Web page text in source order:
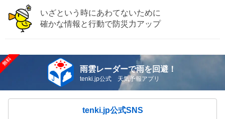
いざという時にあわてないために
確かな情報と行動で防災力アップ
雨雲レーダーで雨を回避！
tenki.jp公式 天気予報アプリ
tenki.jp公式SNS